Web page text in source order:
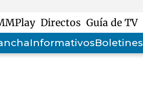
Directos Guía de TV
InformativosBoletines